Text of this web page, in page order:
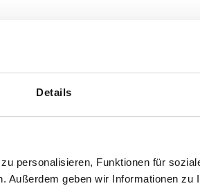
Details
personalisieren, Funktionen für
Außerdem geben wir Informationen zu